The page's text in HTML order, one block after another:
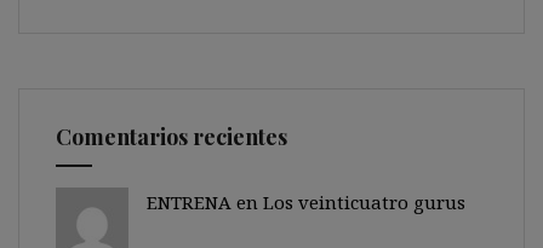
Comentarios recientes
ENTRENA en Los veinticuatro gurus